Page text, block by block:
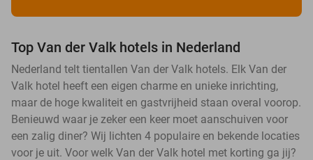
Top Van der Valk hotels in Nederland
Nederland telt tientallen Van der Valk hotels. Elk Van der
Valk hotel heeft een eigen charme en unieke inrichting,
maar de hoge kwaliteit en gastvrijheid staan overal voorop.
Benieuwd waar je zeker een keer moet aanschuiven voor
een zalig diner? Wij lichten 4 populaire en bekende locaties
voor je uit. Voor welk Van der Valk hotel met korting ga jij?